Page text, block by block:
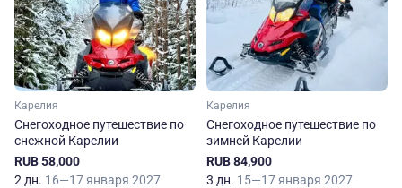
Карелия
Снегоходное путешествие по
снежной Карелии
RUB 58,000
2 дн. 16—17 января 2027
Карелия
Снегоходное путешествие по
зимней Карелии
RUB 84,900
3 дн. 15—17 января 2027